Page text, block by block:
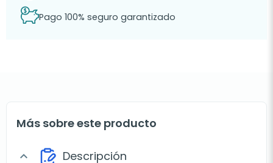
Pago 100% seguro garantizado
Más sobre este producto
expand_more Descripción